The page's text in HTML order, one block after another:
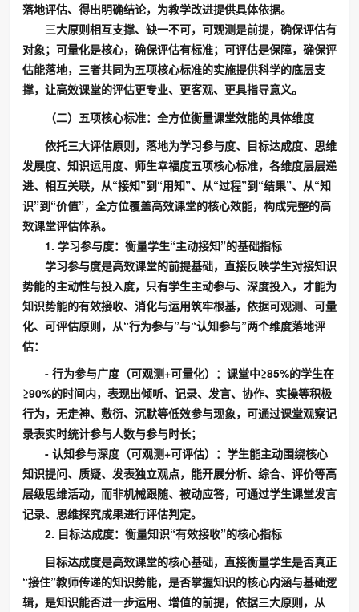
落地评估、得出明确结论，为教学改进提供具体依据。
三大原则相互支撑、缺一不可，可观测是前提，确保评估有
对象；可量化是核心，确保评估有标准；可评估是保障，确保评
估能落地，三者共同为五项核心标准的实施提供科学的底层支
撑，让高效课堂的评估更专业、更客观、更具指导意义。
（二）五项核心标准：全方位衡量课堂效能的具体维度
依托三大评估原则，落地为学习参与度、目标达成度、思维
发展度、知识运用度、师生幸福度五项核心标准，各维度层层递
进、相互关联，从“接知”到“用知”、从“过程”到“结果”、从“知
识”到“价值”，全方位覆盖高效课堂的核心效能，构成完整的高
效课堂评估体系。
1. 学习参与度：衡量学生“主动接知”的基础指标
学习参与度是高效课堂的前提基础，直接反映学生对接知识
势能的主动性与投入度，只有学生主动参与、深度投入，才能为
知识势能的有效接收、消化与运用筑牢根基，依据可观测、可量
化、可评估原则，从“行为参与”与“认知参与”两个维度落地评
估：
- 行为参与广度（可观测+可量化）：课堂中≥85%的学生在
≥90%的时间内，表现出倾听、记录、发言、协作、实操等积极
行为，无走神、敷衍、沉默等低效参与现象，可通过课堂观察记
录表实时统计参与人数与参与时长；
- 认知参与深度（可观测+可评估）：学生能主动围绕核心
知识提问、质疑、发表独立观点，能开展分析、综合、评价等高
层级思维活动，而非机械跟随、被动应答，可通过学生课堂发言
记录、思维探究成果进行评估判定。
2. 目标达成度：衡量知识“有效接收”的核心指标
目标达成度是高效课堂的核心基础，直接衡量学生是否真正
“接住”教师传递的知识势能，是否掌握知识的核心内涵与基础逻
辑，是知识能否进一步运用、增值的前提，依据三大原则，从